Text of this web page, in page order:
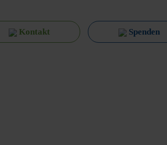
Kontakt Spenden